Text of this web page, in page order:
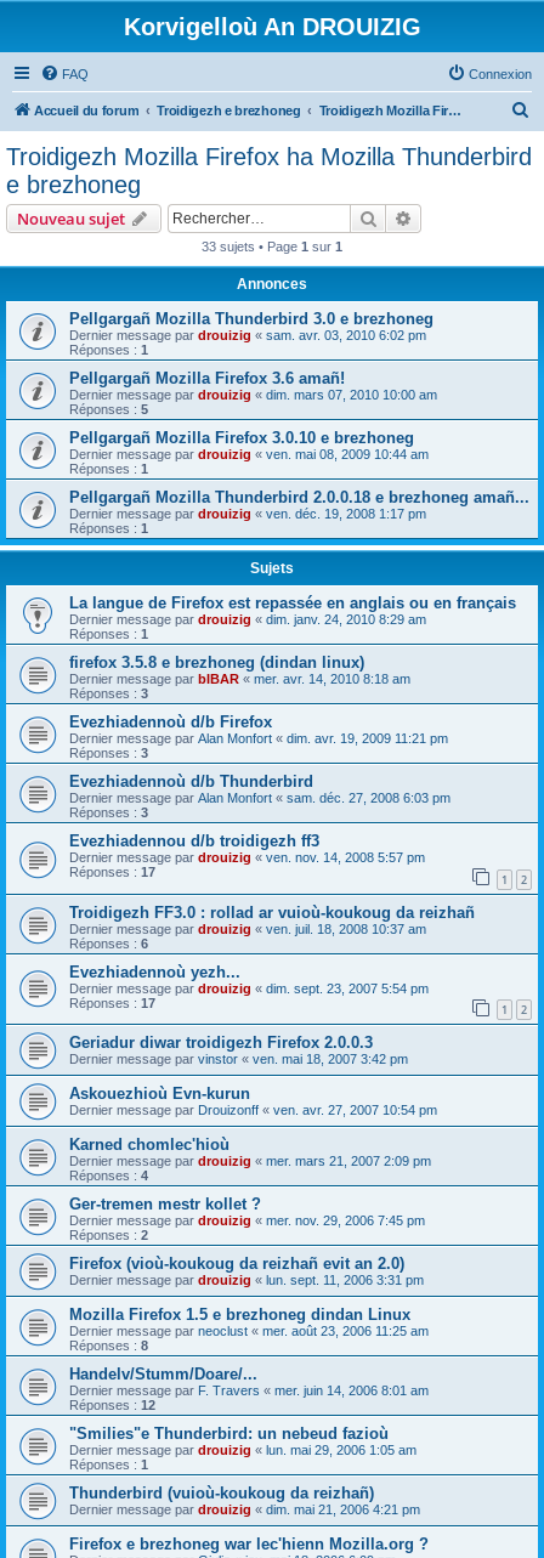
Korvigelloù An DROUIZIG
FAQ Connexion
Accueil du forum Troidigezh e brezhoneg Troidigezh Mozilla Firefox ha Mozilla Thunderbird e brezhoneg
Troidigezh Mozilla Firefox ha Mozilla Thunderbird
e brezhoneg
Nouveau sujet Rechercher
33 sujets • Page 1 sur 1
Annonces
Pellgargañ Mozilla Thunderbird 3.0 e brezhoneg
Dernier message par drouizig « sam. avr. 03, 2010 6:02 pm
Réponses : 1
Pellgargañ Mozilla Firefox 3.6 amañ!
Dernier message par drouizig « dim. mars 07, 2010 10:00 am
Réponses : 5
Pellgargañ Mozilla Firefox 3.0.10 e brezhoneg
Dernier message par drouizig « ven. mai 08, 2009 10:44 am
Réponses : 1
Pellgargañ Mozilla Thunderbird 2.0.0.18 e brezhoneg amañ...
Dernier message par drouizig « ven. déc. 19, 2008 1:17 pm
Réponses : 1
Sujets
La langue de Firefox est repassée en anglais ou en français
Dernier message par drouizig « dim. janv. 24, 2010 8:29 am
Réponses : 1
firefox 3.5.8 e brezhoneg (dindan linux)
Dernier message par bIBAR « mer. avr. 14, 2010 8:18 am
Réponses : 3
Evezhiadennoù d/b Firefox
Dernier message par Alan Monfort « dim. avr. 19, 2009 11:21 pm
Réponses : 3
Evezhiadennoù d/b Thunderbird
Dernier message par Alan Monfort « sam. déc. 27, 2008 6:03 pm
Réponses : 3
Evezhiadennou d/b troidigezh ff3
Dernier message par drouizig « ven. nov. 14, 2008 5:57 pm
Réponses : 17 1 2
Troidigezh FF3.0 : rollad ar vuioù-koukoug da reizhañ
Dernier message par drouizig « ven. juil. 18, 2008 10:37 am
Réponses : 6
Evezhiadennoù yezh...
Dernier message par drouizig « dim. sept. 23, 2007 5:54 pm
Réponses : 17 1 2
Geriadur diwar troidigezh Firefox 2.0.0.3
Dernier message par vinstor « ven. mai 18, 2007 3:42 pm
Askouezhioù Evn-kurun
Dernier message par Drouizonff « ven. avr. 27, 2007 10:54 pm
Karned chomlec'hioù
Dernier message par drouizig « mer. mars 21, 2007 2:09 pm
Réponses : 4
Ger-tremen mestr kollet ?
Dernier message par drouizig « mer. nov. 29, 2006 7:45 pm
Réponses : 2
Firefox (vioù-koukoug da reizhañ evit an 2.0)
Dernier message par drouizig « lun. sept. 11, 2006 3:31 pm
Mozilla Firefox 1.5 e brezhoneg dindan Linux
Dernier message par neoclust « mer. août 23, 2006 11:25 am
Réponses : 8
Handelv/Stumm/Doare/...
Dernier message par F. Travers « mer. juin 14, 2006 8:01 am
Réponses : 12
"Smilies"e Thunderbird: un nebeud fazioù
Dernier message par drouizig « lun. mai 29, 2006 1:05 am
Réponses : 1
Thunderbird (vuioù-koukoug da reizhañ)
Dernier message par drouizig « dim. mai 21, 2006 4:21 pm
Firefox e brezhoneg war lec'hienn Mozilla.org ?